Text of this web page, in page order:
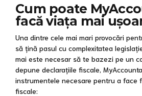
Cum poate
facă viața mai
Una dintre cele mai mari provocări
să țină pasul cu complexitatea
mai este necesar să te bazezi pe un
depune declarațiile fiscale,
instrumentele necesare pentru a face
fiscale: